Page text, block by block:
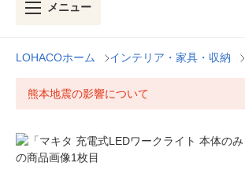
メニュー
LOHACOホーム インテリア・家具・収納
熊本地震の影響について